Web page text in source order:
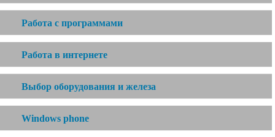
Работа с программами
Работа в интернете
Выбор оборудования и железа
Windows phone